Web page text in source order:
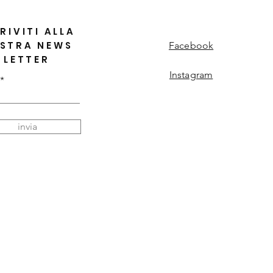
ALLA
NEWS
LETTER
invia
Facebook
Instagram